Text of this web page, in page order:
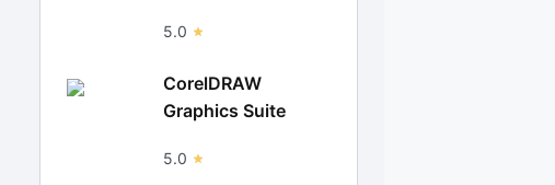
5.0
CorelDRAW
Graphics Suite
5.0